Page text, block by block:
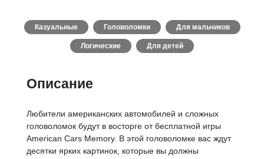
Казуальные Головоломки Для мальчиков
Логические Для детей
Описание
Любители американских автомобилей и сложных
головоломок будут в восторге от бесплатной игры
American Cars Memory. В этой головоломке вас ждут
десятки ярких картинок, которые вы должны